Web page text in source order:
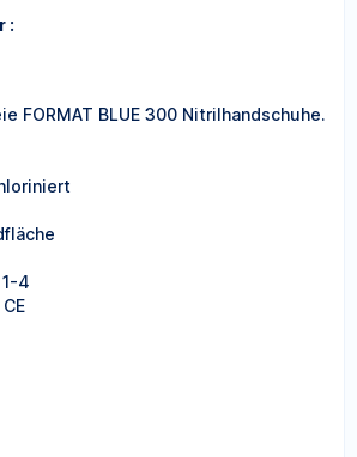
:
FORMAT BLUE 300 Nitrilhandschuhe.
4